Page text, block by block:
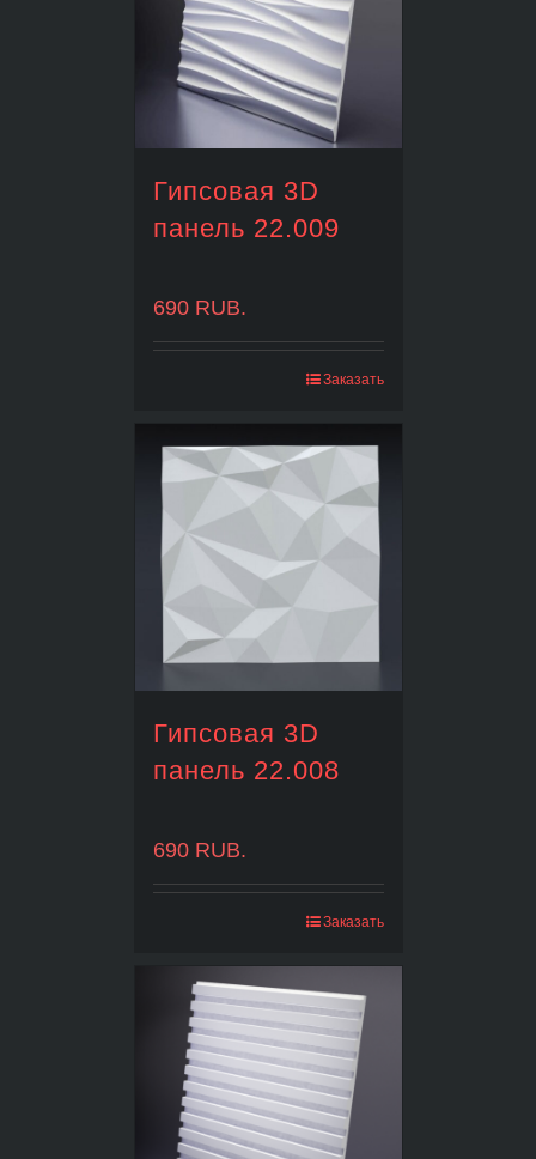
Гипсовая 3D
панель 22.009
690RUB.
Заказать
Гипсовая 3D
панель 22.008
690RUB.
Заказать